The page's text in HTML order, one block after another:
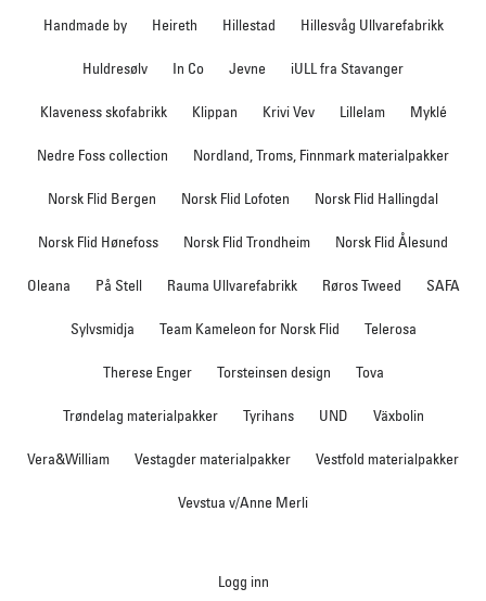
Handmade by Heireth Hillestad Hillesvåg Ullvarefabrikk
Huldresølv In Co Jevne iULL fra Stavanger
Klaveness skofabrikk Klippan Krivi Vev Lillelam Myklé
Nedre Foss collection Nordland, Troms, Finnmark materialpakker
Norsk Flid Bergen Norsk Flid Lofoten Norsk Flid Hallingdal
Norsk Flid Hønefoss Norsk Flid Trondheim Norsk Flid Ålesund
Oleana På Stell Rauma Ullvarefabrikk Røros Tweed SAFA
Sylvsmidja Team Kameleon for Norsk Flid Telerosa
Therese Enger Torsteinsen design Tova
Trøndelag materialpakker Tyrihans UND Växbolin
Vera&William Vestagder materialpakker Vestfold materialpakker
Vevstua v/Anne Merli
Logg inn